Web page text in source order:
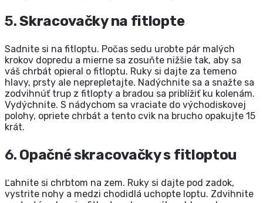
5.Skracovačky na fitlopte
Sadnite si na fitloptu. Počas sedu urobte pár malých
krokov dopredu a mierne sa zosuňte nižšie tak, aby sa
váš chrbát opieral o fitloptu. Ruky si dajte za temeno
hlavy, prsty ale neprepletajte. Nadýchnite sa a snažte sa
zodvihnúť trup z fitlopty a bradou sa priblížiť ku kolenám.
Vydýchnite. S nádychom sa vraciate do východiskovej
polohy, opriete chrbát a tento cvik na brucho opakujte 15
krát.
6. Opačné skracovačky s fitloptou
Ľahnite si chrbtom na zem. Ruky si dajte pod zadok,
vystrite nohy a medzi chodidlá uchopte loptu. Zdvihnite